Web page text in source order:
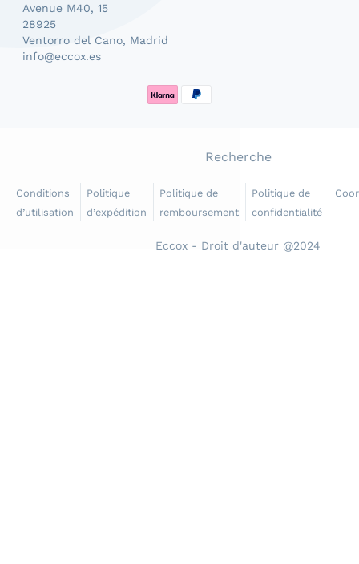
Avenue M40, 15
28925
Ventorro del Cano, Madrid
info@eccox.es
Eccox - Droit d'auteur @2024
Recherche
Conditions
d’utilisation
Politique
d’expédition
Politique de
remboursement
Politique de
confidentialité